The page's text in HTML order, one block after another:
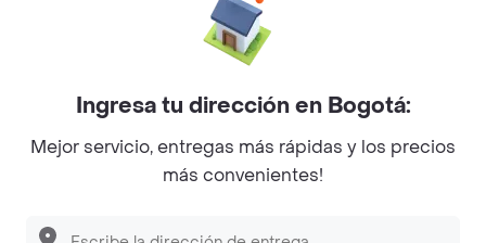
Facebook
Twitter
Instagram
©2026Rappi Inc. All rights reserved.
Ingresa tu dirección en Bogotá:
Mejor servicio, entregas más rápidas y los precios
más convenientes!